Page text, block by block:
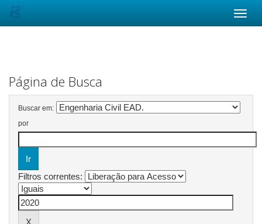
Página de Busca
Buscar em:
por
Filtros correntes: